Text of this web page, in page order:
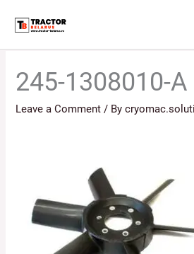
content
245-1308010-A
Leave a Comment / By